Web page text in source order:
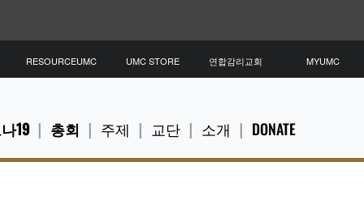
19 총회 주제 교단 소개 DONATE
RESOURCEUMC UMC STORE 연합감리교회 MYUMC